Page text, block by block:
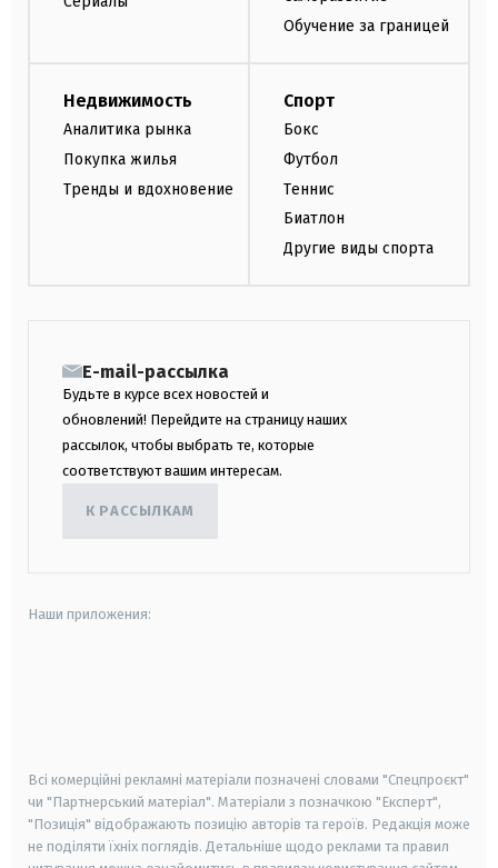
Обучение за границей
Недвижимость
Аналитика рынка
Покупка жилья
Тренды и вдохновение
Спорт
Бокс
Футбол
Теннис
Биатлон
Другие виды спорта
E-mail-рассылка
Будьте в курсе всех новостей и
обновлений! Перейдите на страницу наших
рассылок, чтобы выбрать те, которые
соответствуют вашим интересам.
К РАССЫЛКАМ
Наши приложения:
Всі комерційні рекламні матеріали позначені словами "Спецпроєкт"
чи "Партнерський матеріал". Матеріали з позначкою "Експерт",
"Позиція" відображають позицію авторів та героїв. Редакція може
не поділяти їхніх поглядів. Детальніше щодо реклами та правил